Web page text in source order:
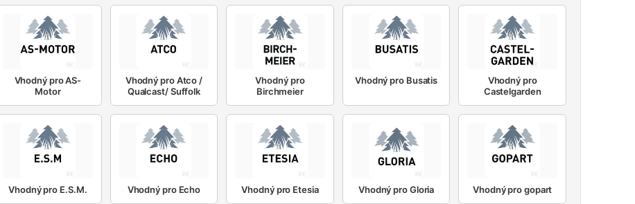
Vhodný pro AS-
Motor
Vhodný pro Atco /
Qualcast/ Suffolk
Vhodný pro
Birchmeier
Vhodný pro Busatis
Vhodný pro
Castelgarden
Vhodný pro E.S.M. Vhodný pro Echo Vhodný pro Etesia Vhodný pro Gloria Vhodný pro gopart